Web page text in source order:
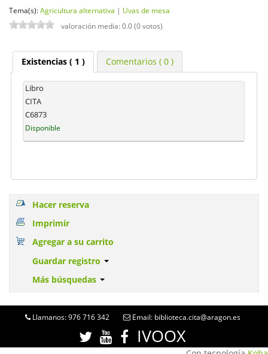
Tema(s):Agricultura alternativa | Uvas de mesa
valoración media: 0.0 (0 votos)
Existencias( 1 ) Comentarios ( 0 )
Libro
CITA
C6873
Disponible
Hacer reserva
Imprimir
Agregar a su carrito
Guardar registro
Más búsquedas
Llamanos: 976 716 342 Email: biblioteca.cita@aragon.es
IVOOX